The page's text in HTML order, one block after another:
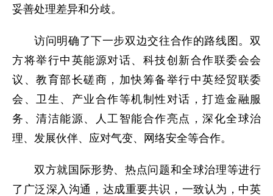
妥善处理差异和分歧。
访问明确了下一步双边交往合作的路线图。双
方将举行中英能源对话、科技创新合作联委会会
议、教育部长磋商，加快筹备举行中英经贸联委
会、卫生、产业合作等机制性对话，打造金融服
务、清洁能源、人工智能合作亮点，深化全球治
理、发展伙伴、应对气变、网络安全等合作。
双方就国际形势、热点问题和全球治理等进行
了广泛深入沟通，达成重要共识，一致认为，中英